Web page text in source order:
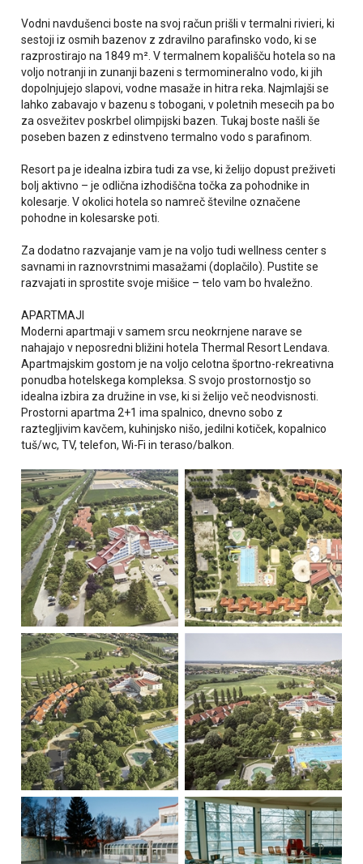
Vodni navdušenci boste na svoj račun prišli v termalni rivieri, ki
sestoji iz osmih bazenov z zdravilno parafinsko vodo, ki se
razprostirajo na 1849 m². V termalnem kopališču hotela so na
voljo notranji in zunanji bazeni s termomineralno vodo, ki jih
dopolnjujejo slapovi, vodne masaže in hitra reka. Najmlajši se
lahko zabavajo v bazenu s tobogani, v poletnih mesecih pa bo
za osvežitev poskrbel olimpijski bazen. Tukaj boste našli še
poseben bazen z edinstveno termalno vodo s parafinom.
Resort pa je idealna izbira tudi za vse, ki želijo dopust preživeti
bolj aktivno – je odlična izhodiščna točka za pohodnike in
kolesarje. V okolici hotela so namreč številne označene
pohodne in kolesarske poti.
Za dodatno razvajanje vam je na voljo tudi wellness center s
savnami in raznovrstnimi masažami (doplačilo). Pustite se
razvajati in sprostite svoje mišice – telo vam bo hvaležno.
APARTMAJI
Moderni apartmaji v samem srcu neokrnjene narave se
nahajajo v neposredni bližini hotela Thermal Resort Lendava.
Apartmajskim gostom je na voljo celotna športno-rekreativna
ponudba hotelskega kompleksa. S svojo prostornostjo so
idealna izbira za družine in vse, ki si želijo več neodvisnosti.
Prostorni apartma 2+1 imaspalnico, dnevno sobo z
raztegljivim kavčem, kuhinjsko nišo, jedilni kotiček, kopalnico
tuš/wc, TV, telefon, Wi-Fi in teraso/balkon.